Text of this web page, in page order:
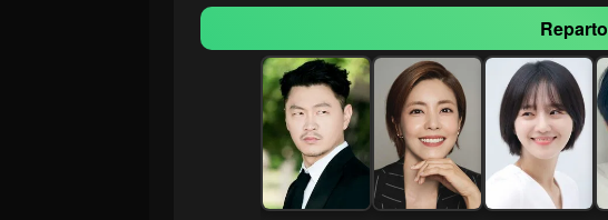
Reparto